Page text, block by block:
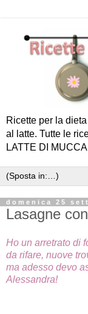
Ricette per la
al latte. Tutte le
LATTE DI
domenica 25
Lasagne
Ho un arretrato di
da rifare, nuove
ma adesso devo
Alessandra!